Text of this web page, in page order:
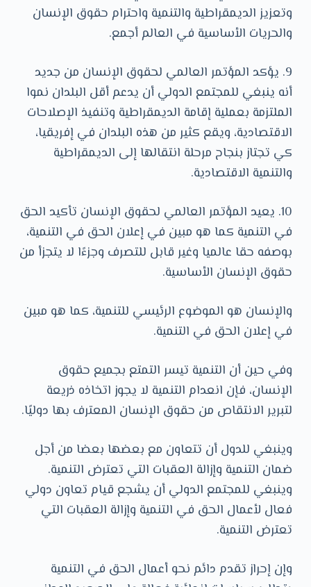
وتعزيز الديمقراطية والتنمية واحترام حقوق الإنسان
والحريات الأساسية في العالم أجمع.
9. يؤكد المؤتمر العالمي لحقوق الإنسان من جديد
أنه ينبغي للمجتمع الدولي أن يدعم أقل البلدان نموا
الملتزمة بعملية إقامة الديمقراطية وتنفيذ الإصلاحات
الاقتصادية، ويقع كثير من هذه البلدان في إفريقيا،
كي تجتاز بنجاح مرحلة انتقالها إلى الديمقراطية
والتنمية الاقتصادية.
10. يعيد المؤتمر العالمي لحقوق الإنسان تأكيد الحق
في التنمية كما هو مبين في إعلان الحق في التنمية،
بوصفه حقا عالميا وغير قابل للتصرف وجزءًا لا يتجزأ من
حقوق الإنسان الأساسية.
والإنسان هو الموضوع الرئيسي للتنمية، كما هو مبين
في إعلان الحق في التنمية.
وفي حين أن التنمية تيسر التمتع بجميع حقوق
الإنسان، فإن انعدام التنمية لا يجوز اتخاذه ذريعة
لتبرير الانتقاص من حقوق الإنسان المعترف بها دوليًا.
وينبغي للدول أن تتعاون مع بعضها بعضا من أجل
ضمان التنمية وإزالة العقبات التي تعترض التنمية.
وينبغي للمجتمع الدولي أن يشجع قيام تعاون دولي
فعال لأعمال الحق في التنمية وإزالة العقبات التي
تعترض التنمية.
وإن إحراز تقدم دائم نحو أعمال الحق في التنمية